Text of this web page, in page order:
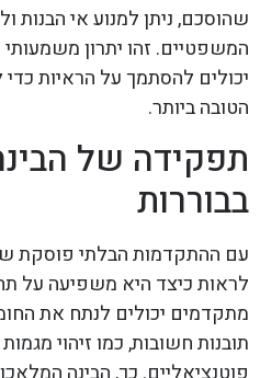
שהוסכם, ניתן למנוע אי הבנות
המשפטיים. זהו יתרון
יכולים להסתמך על הראיות
הטובה ביותר.
תפקידה של
בבוררות
עם ההתקדמות הבלתי פוסקת
לראות כיצד היא משפיעה על
מתקדמים יכולים לנתח את
תובנות חשובות, כמו זיהוי מגמות